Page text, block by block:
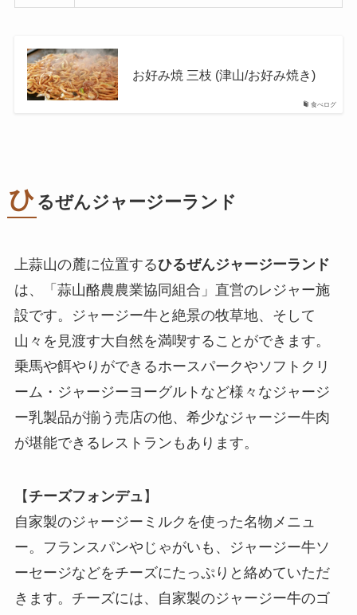
食べログ
お好み焼 三枝 (津山/お好み焼き)
ひ るぜんジャージーランド
上蒜山の麓に位置するひるぜんジャージーランド
は、「蒜山酪農農業協同組合」直営のレジャー施
設です。ジャージー牛と絶景の牧草地、そして
山々を見渡す大自然を満喫することができます。
乗馬や餌やりができるホースパークやソフトクリ
ーム・ジャージーヨーグルトなど様々なジャージ
ー乳製品が揃う売店の他、希少なジャージー牛肉
が堪能できるレストランもあります。
【 チーズフォンデュ 】
自家製のジャージーミルクを使った名物メニュ
ー。フランスパンやじゃがいも、ジャージー牛ソ
ーセージなどをチーズにたっぷりと絡めていただ
きます。チーズには、自家製のジャージー牛のゴ